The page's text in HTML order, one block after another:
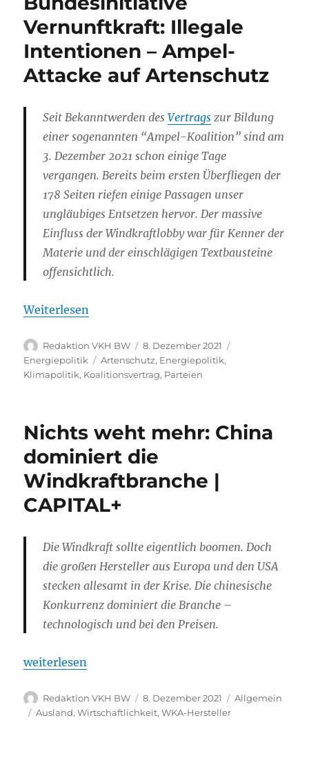
Vernunftkraft: Illegale
Intentionen – Ampel-
Attacke auf Artenschutz
Seit Bekanntwerden desVertrags zur Bildung
einer sogenannten “Ampel-Koalition” sind am
3. Dezember 2021 schon einige Tage
vergangen. Bereits beim ersten Überfliegen der
178 Seiten riefen einige Passagen unser
ungläubiges Entsetzen hervor. Der massive
Einfluss der Windkraftlobby war für Kenner der
Materie und der einschlägigen Textbausteine
offensichtlich.
Weiterlesen
Autor
Redaktion VKH BW
Veröffentlicht
am
8. Dezember 2021
Energiepolitik
Schlagwörter
Artenschutz, Energiepolitik,
Klimapolitik, Koalitionsvertrag, Parteien
Nichts weht mehr: China
dominiert die
Windkraftbranche |
CAPITAL+
Die Windkraft sollte eigentlich boomen. Doch
die großen Hersteller aus Europa und den USA
stecken allesamt in der Krise. Die chinesische
Konkurrenz dominiert die Branche –
technologisch und bei den Preisen.
„Nichts weht mehr: China dominiert die
weiterlesen
Autor
Redaktion VKH BW
Veröffentlicht
am
8. Dezember 2021 Kategorien
Allgemein
Schlagwörter
Ausland,Wirtschaftlichkeit,WKA-Hersteller